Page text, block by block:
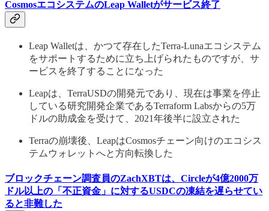
CosmosエコシステムのLeap Walletがサービス終了
Leap Walletは、かつて存在したTerra-Lunaエコシステム
をサポートするために立ち上げられたものですが、サ
ービスを終了することになった
Leapは、TerraUSDの開発元であり、現在は事業を停止
している研究開発企業であるTerraform Labsからの5万
ドルの助成金を受けて、2021年後半に設立された
Terraの崩壊後、LeapはCosmosチェーン向けのエコシス
テムウォレットへと方向転換した
ブロックチェーン調査員のZachXBTは、Circleが4億2000万
ドル以上の「不正資金」に対するUSDCの凍結を遅らせてい
ると非難した